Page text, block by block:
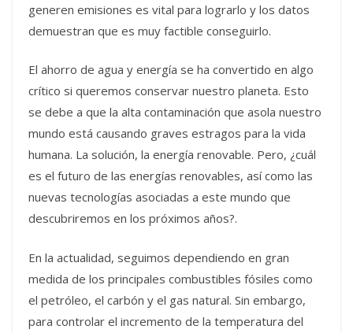
generen emisiones es vital para lograrlo y los datos
demuestran que es muy factible conseguirlo.
El ahorro de agua y energía se ha convertido en algo
crítico si queremos conservar nuestro planeta. Esto
se debe a que la alta contaminación que asola nuestro
mundo está causando graves estragos para la vida
humana. La solución, la energía renovable. Pero, ¿cuál
es el futuro de las energías renovables, así como las
nuevas tecnologías asociadas a este mundo que
descubriremos en los próximos años?.
En la actualidad, seguimos dependiendo en gran
medida de los principales combustibles fósiles como
el petróleo, el carbón y el gas natural. Sin embargo,
para controlar el incremento de la temperatura del